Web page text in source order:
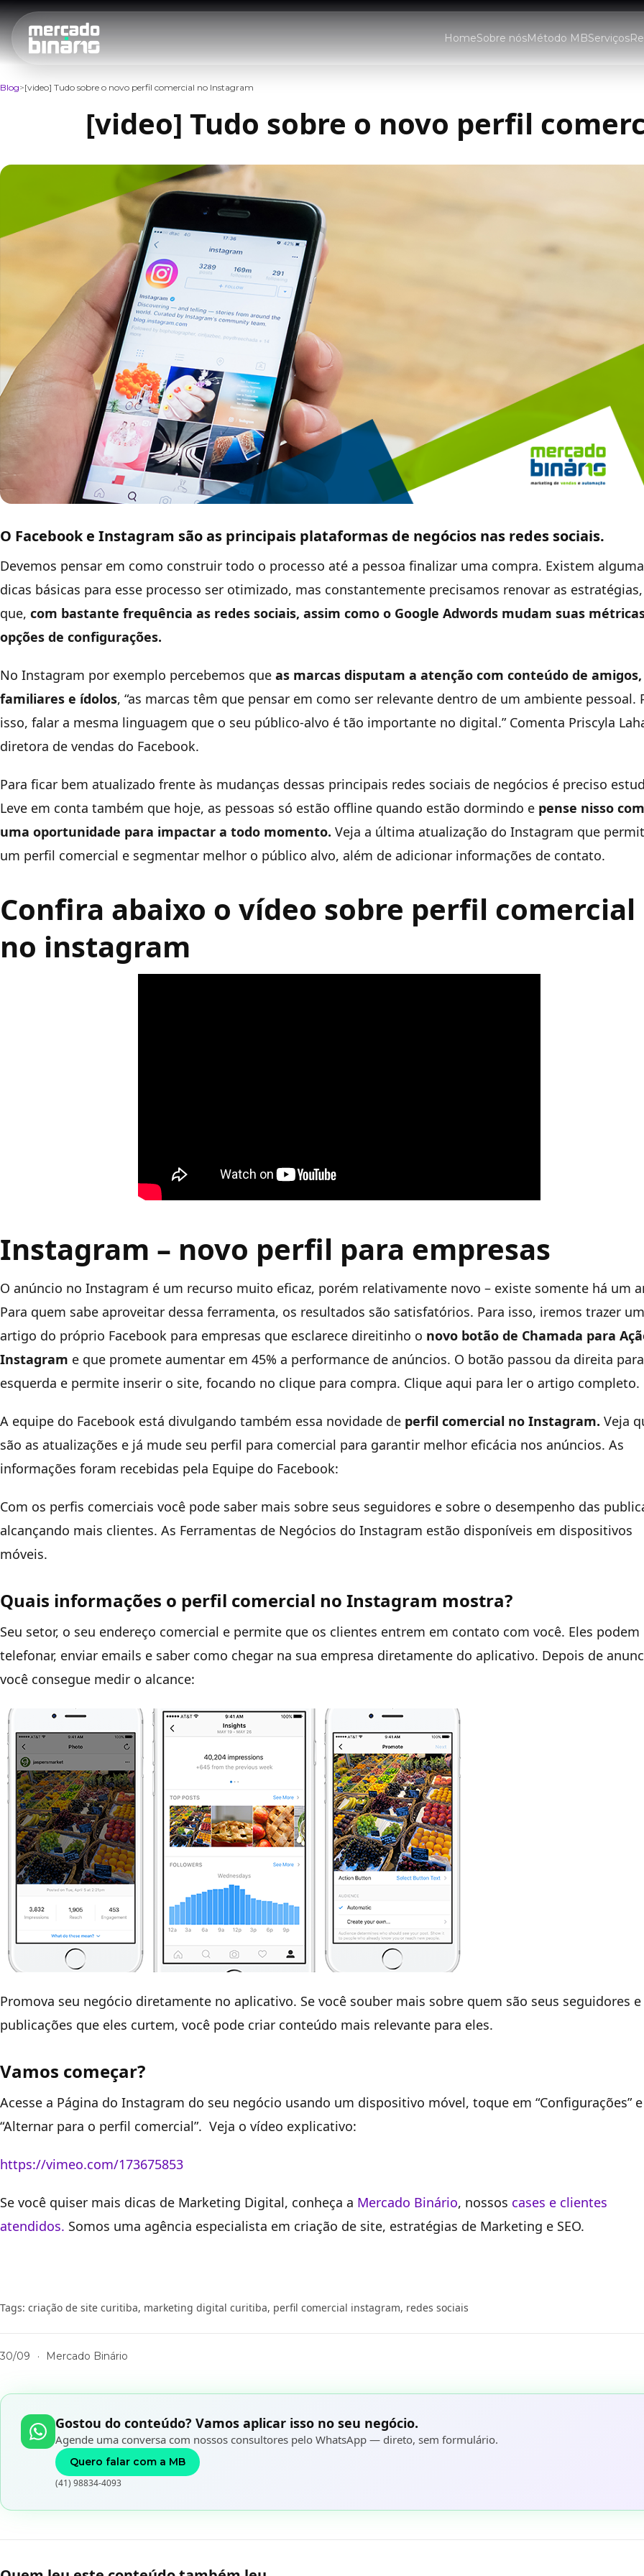
HomeSobre nósMétodo MBServiços
Blog [video] Tudo sobre o novo perfil comercial no Instagram
[video] Tudo sobre o novo perfil
O Facebook e Instagram são as principais plataformas de negócios nas redes sociais.
Devemos pensar em como construir todo o processo até a pessoa finalizar uma compra. Existem
dicas básicas para esse processo ser otimizado, mas constantemente precisamos renovar as
que, com bastante frequência as redes sociais, assim como o Google Adwords mudam suas
opções de configurações.
No Instagram por exemplo percebemos que as marcas disputam a atenção com conteúdo de amigos,
familiares e ídolos, “as marcas têm que pensar em como ser relevante dentro de um ambiente pessoal.
isso, falar a mesma linguagem que o seu público-alvo é tão importante no digital.” Comenta Priscyla
diretora de vendas do Facebook.
Para ficar bem atualizado frente às mudanças dessas principais redes sociais de negócios é preciso
Leve em conta também que hoje, as pessoas só estão offline quando estão dormindo e pense nisso
uma oportunidade para impactar a todo momento. Veja a última atualização do Instagram que
um perfil comercial e segmentar melhor o público alvo, além de adicionar informações de contato.
Confira abaixo o vídeo sobre perfil comercial
no instagram
Instagram – novo perfil para empresas
O anúncio no Instagram é um recurso muito eficaz, porém relativamente novo – existe somente há um
Para quem sabe aproveitar dessa ferramenta, os resultados são satisfatórios. Para isso, iremos trazer um
artigo do próprio Facebook para empresas que esclarece direitinho o novo botão de Chamada para
Instagram e que promete aumentar em 45% a performance de anúncios. O botão passou da direita
esquerda e permite inserir o site, focando no clique para compra. Clique aqui para ler o artigo completo.
A equipe do Facebook está divulgando também essa novidade de perfil comercial no Instagram. Veja
são as atualizações e já mude seu perfil para comercial para garantir melhor eficácia nos anúncios. As
informações foram recebidas pela Equipe do Facebook:
Com os perfis comerciais você pode saber mais sobre seus seguidores e sobre o desempenho das
alcançando mais clientes. As Ferramentas de Negócios do Instagram estão disponíveis em dispositivos
móveis.
Quais informações o perfil comercial no Instagram mostra?
Seu setor, o seu endereço comercial e permite que os clientes entrem em contato com você. Eles podem
telefonar, enviar emails e saber como chegar na sua empresa diretamente do aplicativo. Depois de
você consegue medir o alcance:
Promova seu negócio diretamente no aplicativo. Se você souber mais sobre quem são seus seguidores e
publicações que eles curtem, você pode criar conteúdo mais relevante para eles.
Vamos começar?
Acesse a Página do Instagram do seu negócio usando um dispositivo móvel, toque em “Configurações”
“Alternar para o perfil comercial”. Veja o vídeo explicativo:
https://vimeo.com/173675853
Se você quiser mais dicas de Marketing Digital, conheça a Mercado Binário, nossos cases e clientes
atendidos. Somos uma agência especialista em criação de site, estratégias de Marketing e SEO.
Tags: criação de site curitiba, marketing digital curitiba, perfil comercial instagram, redes sociais
30/09 · Mercado Binário
Gostou do conteúdo? Vamos aplicar isso no seu negócio.
Agende uma conversa com nossos consultores pelo WhatsApp — direto, sem formulário.
Quero falar com a MB
(41) 98834-4093